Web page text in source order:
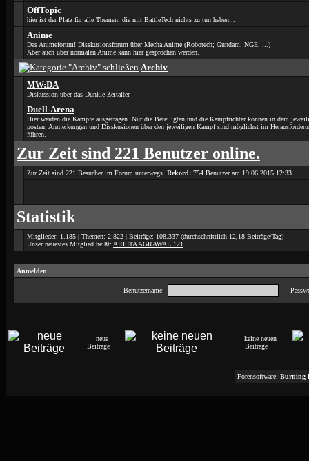
OffTopic
hier ist der Platz für alle Themen, die mit BattleTech nichts zu tun haben...
Anime
Das Animeforum! Disskusionsforum über Mecha Anime (Robotech; Gundam; NGE; ...)
Aber auch über normalen Anime kann hier gesprochen werden.
Archiv
MW:DA
Diskussion über das Dunkle Zeitalter
Duell-Arena
Hier werden die Kämpfe ausgetragen. Nur die Beteiligten und die Kampfrichter können in dem
posten. Anmerkungen und Disskusionen über den jeweiligen Kampf sind möglichst im
führen.
Zur Zeit sind 221 Benutzer online.
Zur Zeit sind 221 Besucher im Forum unterwegs. Rekord: 754 Benutzer am 19.06.2015 12:33
Statistik
Mitglieder: 1.185 | Themen: 2.822 | Beiträge: 108.337 (durchschnittlich 12,18 Beiträge/Tag)
Unser neuestes Mitglied heißt: ARPITA AGRAWAL 121
Anmelden
Benutzername:
neue
Beiträge
keine neuen
Beiträge
Forensoftware: Burning